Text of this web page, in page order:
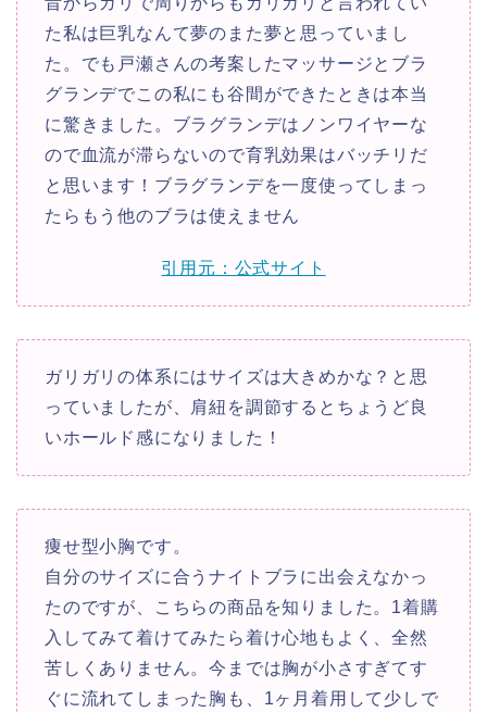
た私は巨乳なんて夢のまた夢と思っていまし
た。でも戸瀬さんの考案したマッサージとブラ
グランデでこの私にも谷間ができたときは本当
に驚きました。ブラグランデはノンワイヤーな
ので血流が滞らないので育乳効果はバッチリだ
と思います！ブラグランデを一度使ってしまっ
たらもう他のブラは使えません
引用元：公式サイト
ガリガリの体系にはサイズは大きめかな？と思
っていましたが、肩紐を調節するとちょうど良
いホールド感になりました！
痩せ型小胸です。
自分のサイズに合うナイトブラに出会えなかっ
たのですが、こちらの商品を知りました。1着購
入してみて着けてみたら着け心地もよく、全然
苦しくありません。今までは胸が小さすぎてす
ぐに流れてしまった胸も、1ヶ月着用して少しで